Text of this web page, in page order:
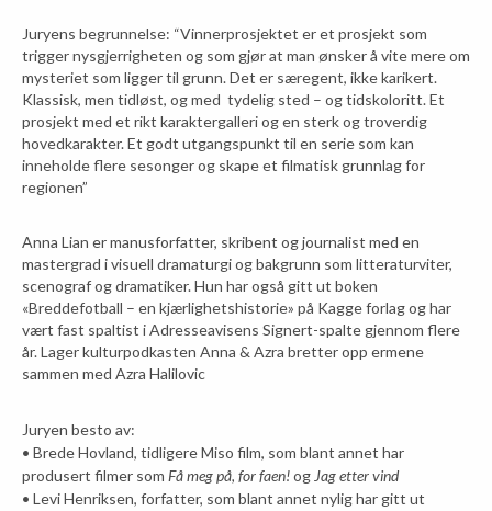
Juryens begrunnelse: “Vinnerprosjektet er et prosjekt som
trigger nysgjerrigheten og som gjør at man ønsker å vite mere om
mysteriet som ligger til grunn. Det er særegent, ikke karikert.
Klassisk, men tidløst, og med tydelig sted – og tidskoloritt. Et
prosjekt med et rikt karaktergalleri og en sterk og troverdig
hovedkarakter. Et godt utgangspunkt til en serie som kan
inneholde flere sesonger og skape et filmatisk grunnlag for
regionen”
Anna Lian er manusforfatter, skribent og journalist med en
mastergrad i visuell dramaturgi og bakgrunn som litteraturviter,
scenograf og dramatiker. Hun har også gitt ut boken
«Breddefotball – en kjærlighetshistorie» på Kagge forlag og har
vært fast spaltist i Adresseavisens Signert-spalte gjennom flere
år. Lager kulturpodkasten Anna & Azra bretter opp ermene
sammen med Azra Halilovic
Juryen besto av:
• Brede Hovland, tidligere Miso film, som blant annet har
produsert filmer som Få meg på, for faen!og Jag etter vind
• Levi Henriksen, forfatter, som blant annet nylig har gitt ut